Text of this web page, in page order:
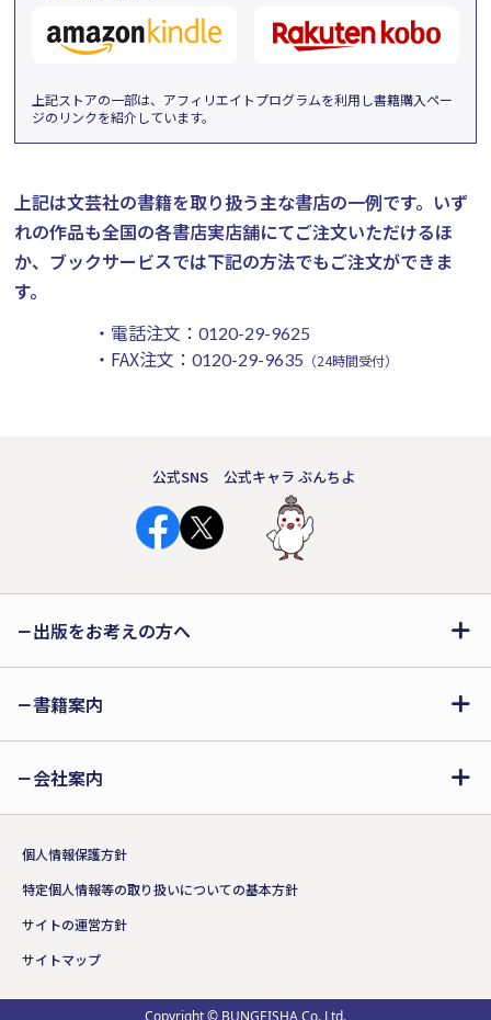
上記ストアの一部は、アフィリエイトプログラムを利用し書籍購入ペー
ジのリンクを紹介しています。
上記は文芸社の書籍を取り扱う主な書店の一例です。 いず
れの作品も全国の各書店実店舗にてご注文いただけるほ
か、ブックサービスでは下記の方法でもご注文ができま
す。
・電話注文： 0120-29-9625
・FAX注文： 0120-29-9635 （24時間受付）
公式SNS 公式キャラ ぶんちよ
出版をお考えの方へ
書籍案内
会社案内
個人情報保護方針
特定個人情報等の取り扱いについての基本方針
サイトの運営方針
サイトマップ